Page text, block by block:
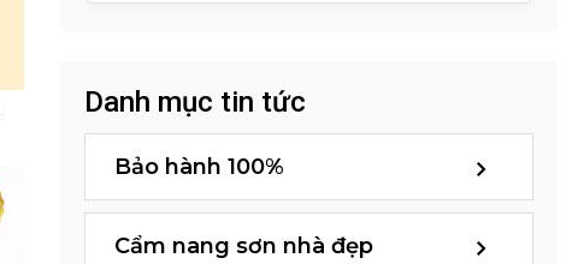
Danh mục tin tức
Bảo hành 100%
Cẩm nang sơn nhà đẹp